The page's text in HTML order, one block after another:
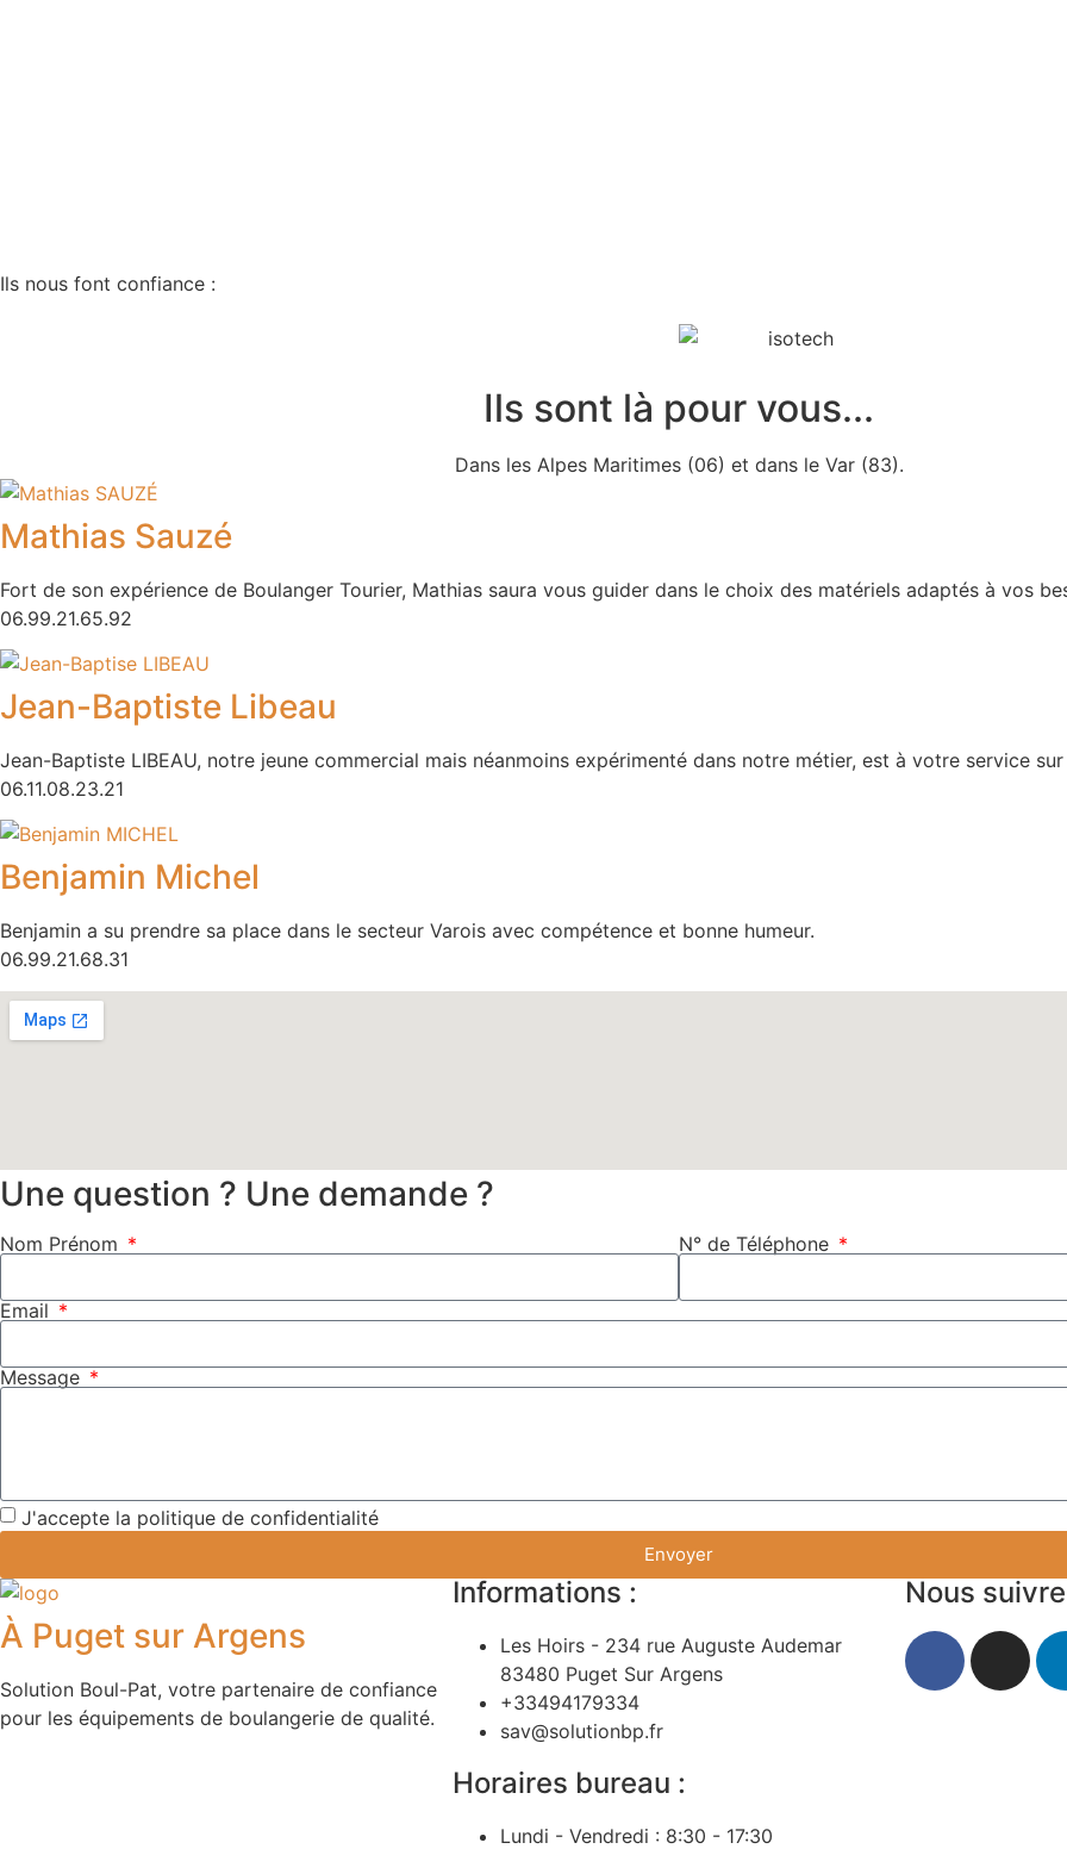
Ils nous font confiance :
Ils sont là pour vous...
Dans les Alpes Maritimes (06) et dans le Var (83).
Mathias Sauzé
Fort de son expérience de Boulanger Tourier, Mathias saura vous guider dans le choix des matériels adaptés à vos
06.99.21.65.92
Jean-Baptiste Libeau
Jean-Baptiste LIBEAU, notre jeune commercial mais néanmoins expérimenté dans notre métier, est à votre service
06.11.08.23.21
Benjamin Michel
Benjamin a su prendre sa place dans le secteur Varois avec compétence et bonne humeur.
06.99.21.68.31
Une question ? Une demande ?
Nom Prénom N° de Téléphone
Email
Message
J'accepte la politique de confidentialité
Envoyer
À Puget sur Argens
Solution Boul-Pat, votre partenaire de confiance
pour les équipements de boulangerie de qualité.
Informations :
Les Hoirs - 234 rue Auguste Audemar
83480 Puget Sur Argens
+33494179334
sav@solutionbp.fr
Horaires bureau :
Lundi - Vendredi : 8:30 - 17:30
Nous